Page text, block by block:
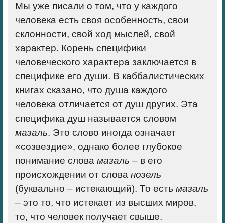
Мы уже писали о том, что у каждого
человека есть своя особенность, свои
склонности, свой ход мыслей, свой
характер. Корень специфики
человеческого характера заключается в
специфике его души. В каббалистических
книгах сказано, что душа каждого
человека отличается от душ других. Эта
специфика душ называется словом
мазаль. Это слово иногда означает
«созвездие», однако более глубокое
понимание слова мазаль – в его
происхождении от слова нозель
(буквально – истекающий). То есть мазаль
– это то, что истекает из высших миров,
то, что человек получает свыше.